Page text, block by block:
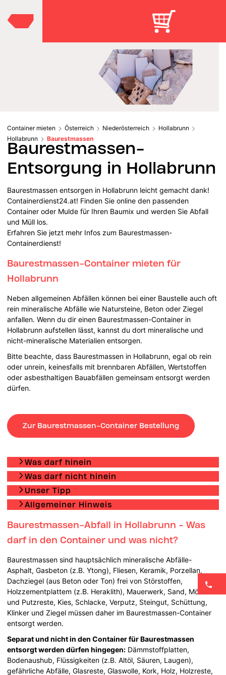
Container mieten Österreich Niederösterreich
Hollabrunn
Hollabrunn
Baurestmassen
Baurestmassen-
Entsorgung in Hollabrunn
Baurestmassen entsorgen in Hollabrunn leicht gemacht dank!
Containerdienst24.at! Finden Sie online den passenden
Container oder Mulde für Ihren Baumix und werden Sie Abfall
und Müll los.
Erfahren Sie jetzt mehr Infos zum Baurestmassen-
Containerdienst!
Baurestmassen-Container mieten für
Hollabrunn
Neben allgemeinen Abfällen können bei einer Baustelle auch oft
rein mineralische Abfälle wie Natursteine, Beton oder Ziegel
anfallen. Wenn du dir einen Baurestmassen-Container in
Hollabrunn aufstellen lässt, kannst du dort mineralische und
nicht-mineralische Materialien entsorgen.
Bitte beachte, dass Baurestmassen in Hollabrunn, egal ob rein
oder unrein, keinesfalls mit brennbaren Abfällen, Wertstoffen
oder asbesthaltigen Bauabfällen gemeinsam entsorgt werden
dürfen.
Zur Baurestmassen-Container Bestellung
Was darf hinein
Was darf nicht hinein
Unser Tipp
Allgemeiner Hinweis
Baurestmassen-Abfall in Hollabrunn - Was
darf in den Container und was nicht?
Baurestmassen sind hauptsächlich mineralische Abfälle-
Asphalt, Gasbeton (z.B. Ytong), Fliesen, Keramik, Porzellan,
Dachziegel (aus Beton oder Ton) frei von Störstoffen,
Holzzementplattem (z.B. Heraklith), Mauerwerk, Sand, Mörtel-
und Putzreste, Kies, Schlacke, Verputz, Steingut, Schüttung,
Klinker und Ziegel müssen daher im Baurestmassen-Container
entsorgt werden.
Separat und nicht in den Container für Baurestmassen
entsorgt werden dürfen hingegen: Dämmstoffplatten,
Bodenaushub, Flüssigkeiten (z.B. Altöl, Säuren, Laugen),
gefährliche Abfälle, Glasreste, Glaswolle, Kork, Holz, Holzreste,